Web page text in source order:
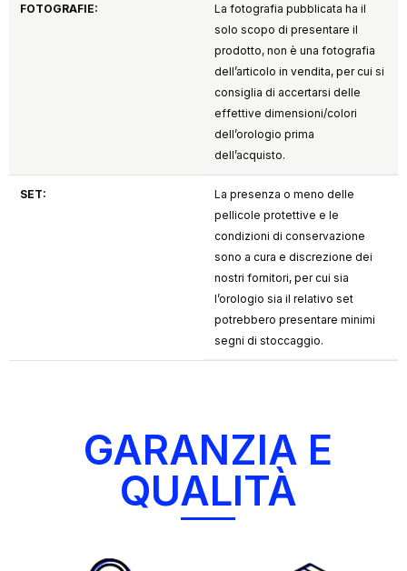
FOTOGRAFIE:
La fotografia pubblicata ha il
solo scopo di presentare il
prodotto, non è una fotografia
dell’articolo in vendita, per cui si
consiglia di accertarsi delle
effettive dimensioni/colori
dell’orologio prima
dell’acquisto.
SET:
La presenza o meno delle
pellicole protettive e le
condizioni di conservazione
sono a cura e discrezione dei
nostri fornitori, per cui sia
l’orologio sia il relativo set
potrebbero presentare minimi
segni di stoccaggio.
GARANZIA E
QUALITÀ